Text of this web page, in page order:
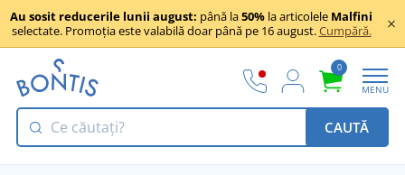
Au sosit reducerile lunii august: până la50% la articolele Malfini
selectate. Promoția este valabilă doar până pe 16 august.Cumpără.
0
MENU
CAUTĂ